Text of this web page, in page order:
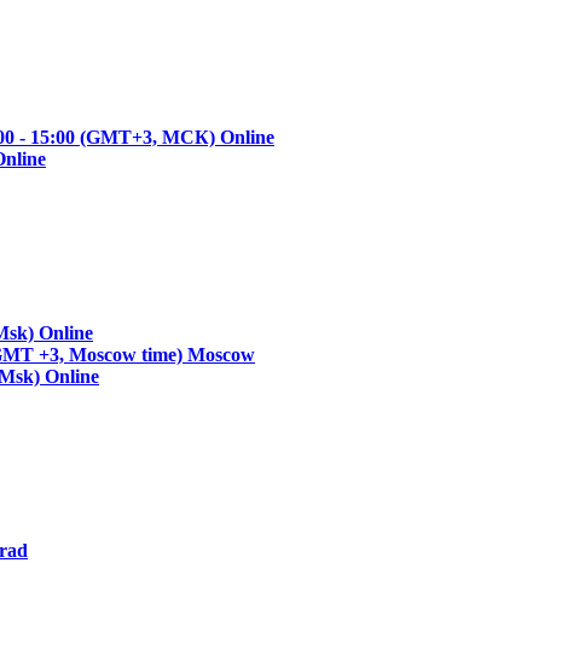
- 15:00 (GMT+3, МСК) Online
Online
+3, Moscow time) Moscow
Online